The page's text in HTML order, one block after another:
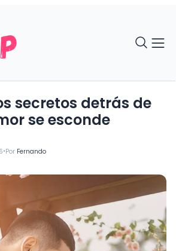
•Por Fernando
secretos detrás de
se esconde